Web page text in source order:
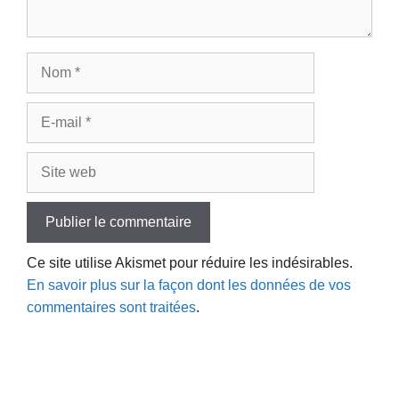
Ce site utilise Akismet pour réduire les indésirables.
En savoir plus sur la façon dont les données de vos
commentaires sont traitées.